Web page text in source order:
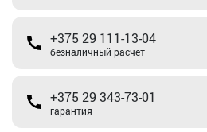
+375 29 111-13-04
безналичный расчет
+375 29 343-73-01
гарантия